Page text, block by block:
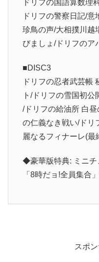
ドリフの国語算数理
ドリフの警察日記/意
珍鳥の声/大相撲川越
びましょ/ドリフのア
■DISC3
ドリフの忍者武芸帳
ト/ドリフの雪国初公
/ドリフの給油所 白
の仁義なき戦い/ドリ
麗なるフィナーレ(最
◆豪華版特典: ミニチ
「8時だョ!全員集合
スポ